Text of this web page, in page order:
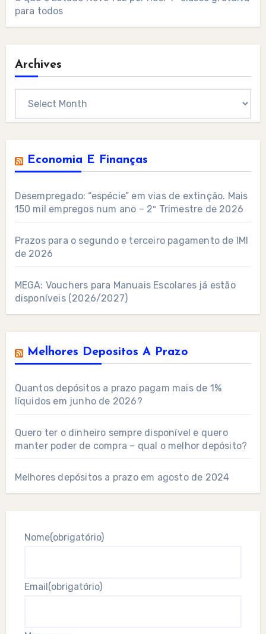
para todos
Archives
Economia E Finanças
Desempregado: “espécie” em vias de extinção. Mais
150 mil empregos num ano – 2º Trimestre de 2026
Prazos para o segundo e terceiro pagamento de IMI
de 2026
MEGA: Vouchers para Manuais Escolares já estão
disponíveis (2026/2027)
Melhores Depositos A Prazo
Quantos depósitos a prazo pagam mais de 1%
líquidos em junho de 2026?
Quero ter o dinheiro sempre disponível e quero
manter poder de compra – qual o melhor depósito?
Melhores depósitos a prazo em agosto de 2024
Nome(obrigatório)
Email (obrigatório)